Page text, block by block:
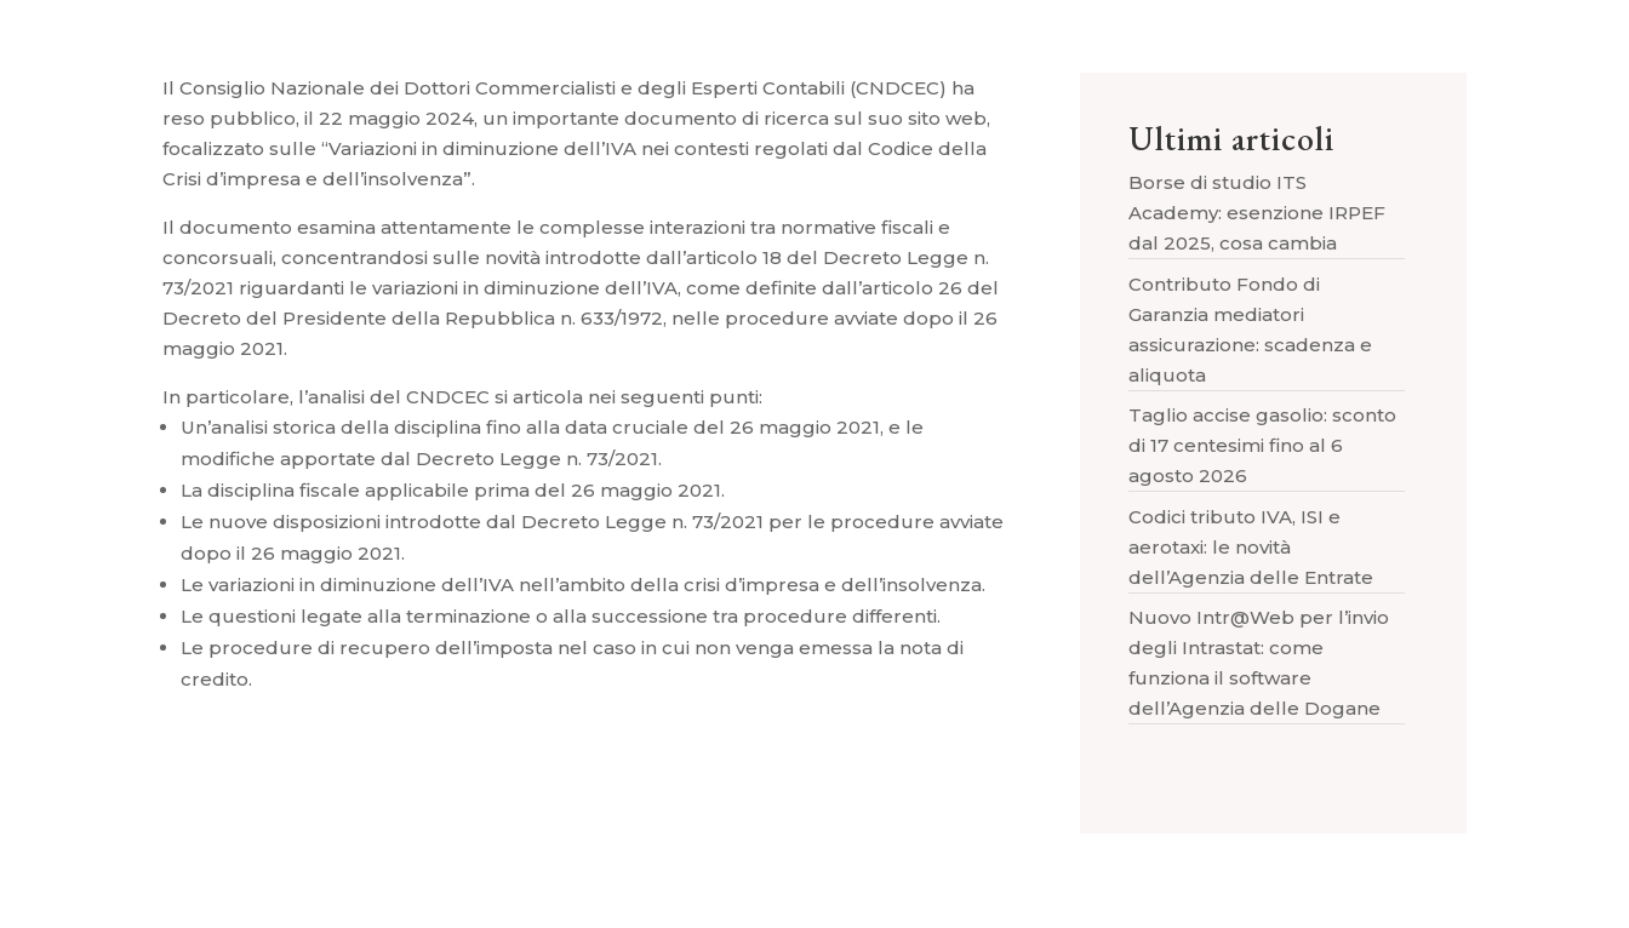
Il Consiglio Nazionale dei Dottori Commercialisti e degli Esperti Contabili (CNDCEC) ha
reso pubblico, il 22 maggio 2024, un importante documento di ricerca sul suo sito web,
focalizzato sulle “Variazioni in diminuzione dell’IVA nei contesti regolati dal Codice della
Crisi d’impresa e dell’insolvenza”.
Il documento esamina attentamente le complesse interazioni tra normative fiscali e
concorsuali, concentrandosi sulle novità introdotte dall’articolo 18 del Decreto Legge n.
73/2021 riguardanti le variazioni in diminuzione dell’IVA, come definite dall’articolo 26 del
Decreto del Presidente della Repubblica n. 633/1972, nelle procedure avviate dopo il 26
maggio 2021.
In particolare, l’analisi del CNDCEC si articola nei seguenti punti:
Un’analisi storica della disciplina fino alla data cruciale del 26 maggio 2021, e le
modifiche apportate dal Decreto Legge n. 73/2021.
La disciplina fiscale applicabile prima del 26 maggio 2021.
Le nuove disposizioni introdotte dal Decreto Legge n. 73/2021 per le procedure avviate
dopo il 26 maggio 2021.
Le variazioni in diminuzione dell’IVA nell’ambito della crisi d’impresa e dell’insolvenza.
Le questioni legate alla terminazione o alla successione tra procedure differenti.
Le procedure di recupero dell’imposta nel caso in cui non venga emessa la nota di
credito.
Ultimi articoli
Borse di studio ITS
Academy: esenzione IRPEF
dal 2025, cosa cambia
Contributo Fondo di
Garanzia mediatori
assicurazione: scadenza e
aliquota
Taglio accise gasolio: sconto
di 17 centesimi fino al 6
agosto 2026
Codici tributo IVA, ISI e
aerotaxi: le novità
dell’Agenzia delle Entrate
Nuovo Intr@Web per l’invio
degli Intrastat: come
funziona il software
dell’Agenzia delle Dogane